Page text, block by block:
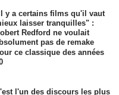
y a certains films qu'il vaut
laisser tranquilles" :
Redford ne voulait
pas de remake
ce classique des années
l'un des discours les plus